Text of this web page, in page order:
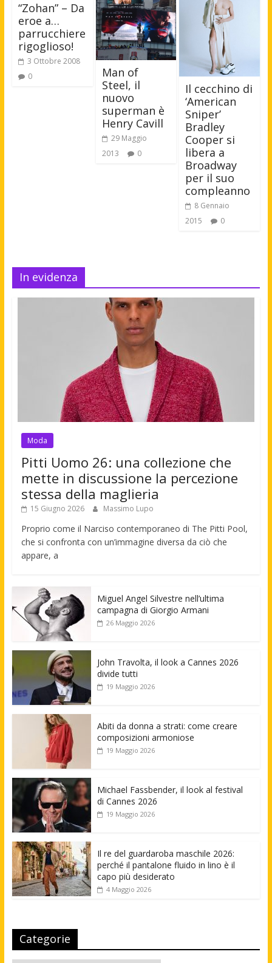
“Zohan” – Da
eroe a…
parrucchiere
rigoglioso!
3 Ottobre 2008
0
Man of
Steel, il
nuovo
superman è
Henry Cavill
29 Maggio
2013
0
Il cecchino di
‘American
Sniper’
Bradley
Cooper si
libera a
Broadway
per il suo
compleanno
8 Gennaio
2015
0
In evidenza
Moda
Pitti Uomo 26: una collezione che
mette in discussione la percezione
stessa della maglieria
15 Giugno 2026 Massimo Lupo
Proprio come il Narciso contemporaneo di The Pitti Pool,
che si confronta con un’immagine diversa da ciò che
appare, a
Miguel Angel Silvestre nell’ultima
campagna di Giorgio Armani
26 Maggio 2026
John Travolta, il look a Cannes 2026
divide tutti
19 Maggio 2026
Abiti da donna a strati: come creare
composizioni armoniose
19 Maggio 2026
Michael Fassbender, il look al festival
di Cannes 2026
19 Maggio 2026
Il re del guardaroba maschile 2026:
perché il pantalone fluido in lino è il
capo più desiderato
4 Maggio 2026
Categorie